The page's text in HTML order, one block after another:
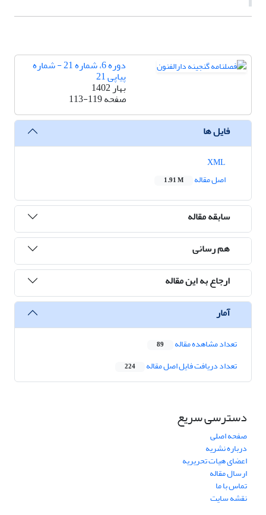
دوره 6، شماره 21 - شماره
پیاپی 21
بهار 1402
صفحه113-119
فایل ها
اصل مقاله
1.91 M
سابقه مقاله
هم رسانی
ارجاع به این مقاله
آمار
تعداد مشاهده مقاله 89
تعداد دریافت فایل اصل مقاله 224
دسترسی سریع
صفحه اصلی
درباره نشریه
اعضای هیات تحریریه
ارسال مقاله
تماس با ما
نقشه سایت